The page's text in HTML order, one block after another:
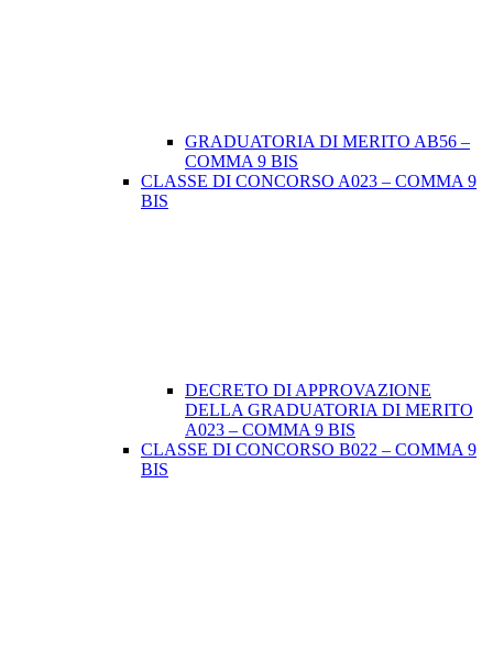
GRADUATORIA DI MERITO AB56 –
COMMA 9 BIS
CLASSE DI CONCORSO A023 – COMMA 9
BIS
DECRETO DI APPROVAZIONE
DELLA GRADUATORIA DI MERITO
A023 – COMMA 9 BIS
CLASSE DI CONCORSO B022 – COMMA 9
BIS